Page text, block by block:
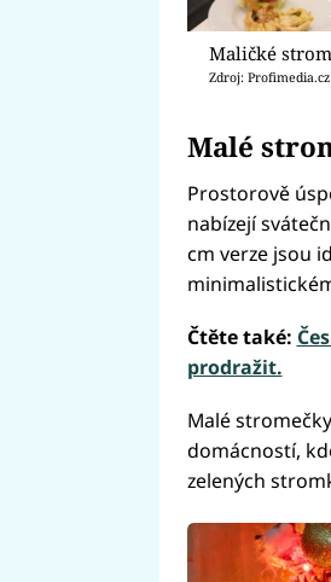
Maličké
Zdroj: Profimedia.cz
Malé
Prostorově
nabízejí
cm verze jsou
Čtěte také:
prodražit.
Malé
domácností,
zelených